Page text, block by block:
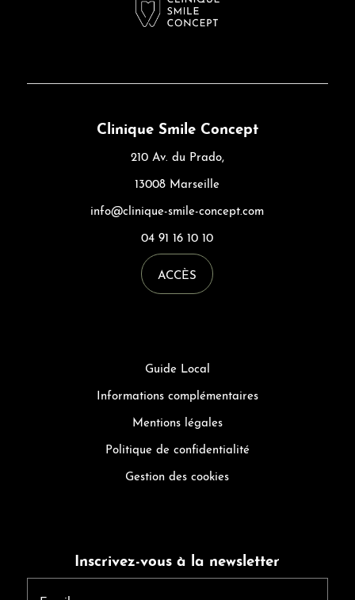
Clinique Smile Concept
210 Av. du Prado,
13008 Marseille
info@clinique-smile-concept.com
04 91 16 10 10
ACCÈS
Guide Local
Informations complémentaires
Mentions légales
Politique de confidentialité
Gestion des cookies
Inscrivez-vous à la newsletter